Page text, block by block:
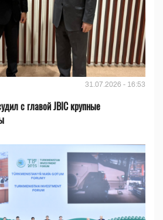
31.07.2026 - 16:53
с главой JBIC крупные